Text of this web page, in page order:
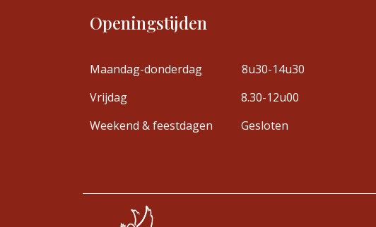
Openingstijden
Maandag-donderdag
8u30-14u30
Vrijdag
8.30-12u00
Weekend & feestdagen
Gesloten